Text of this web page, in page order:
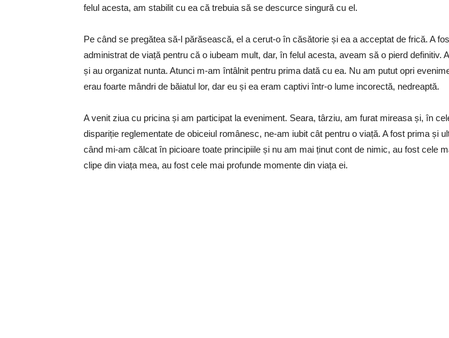
felul acesta, am stabilit cu ea că trebuia să se descurce singură cu el.
Pe când se pregătea să-l părăsească, el a cerut-o în căsătorie și ea a acceptat de frică. A
administrat de viață pentru că o iubeam mult, dar, în felul acesta, aveam să o pierd definitiv.
și au organizat nunta. Atunci m-am întâlnit pentru prima dată cu ea. Nu am putut opri
erau foarte mândri de băiatul lor, dar eu și ea eram captivi într-o lume incorectă, nedreaptă.
A venit ziua cu pricina și am participat la eveniment. Seara, târziu, am furat mireasa și, în
dispariție reglementate de obiceiul românesc, ne-am iubit cât pentru o viață. A fost prima și
când mi-am călcat în picioare toate principiile și nu am mai ținut cont de nimic, au fost cele
clipe din viața mea, au fost cele mai profunde momente din viața ei.